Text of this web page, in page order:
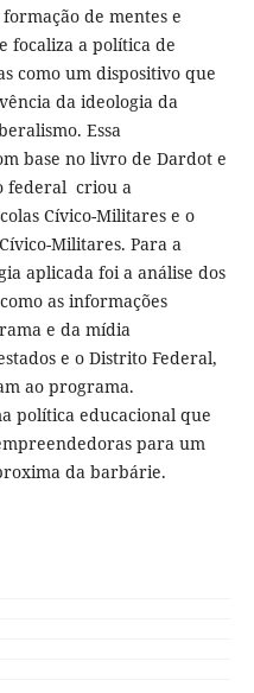
de mentes e
focaliza a política de
como um dispositivo que
da ideologia da
Essa
base no livro de Dardot e
federal criou a
Cívico-Militares e o
Militares. Para a
aplicada foi a análise dos
as informações
e da mídia
e o Distrito Federal,
ao programa.
política educacional que
para um
da barbárie.